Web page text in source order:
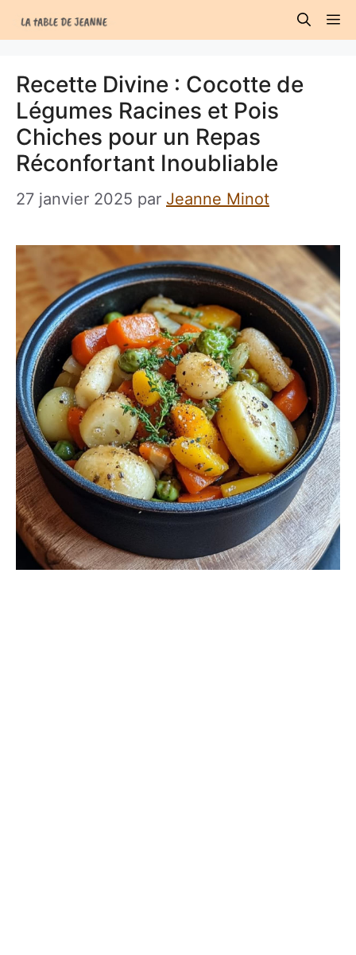
au
Recette Divine : Cocotte de
Légumes Racines et Pois
Chiches pour un Repas
Réconfortant Inoubliable
27 janvier 2025 par Jeanne Minot